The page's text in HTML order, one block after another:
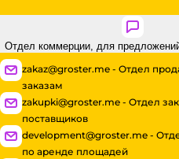
Отдел коммерции, для
zakaz@groster.me - Отдел
заказам
zakupki@groster.me - Отдел
поставщиков
development@groster.me -
по аренде площадей